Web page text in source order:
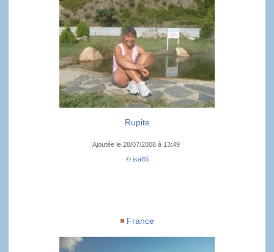
Rupite
Ajoutée le 28/07/2008 à 13:49
© isa85
France